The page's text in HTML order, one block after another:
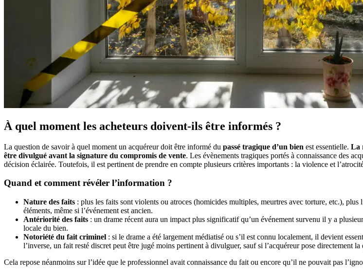
À quel moment les acheteurs doivent-ils être informés ?
La question de savoir à quel moment un acquéreur doit être informé du passé tragique d’un bien est essentielle. La
être divulgué avant la signature du compromis de vente. Les évènements tragiques portés à connaissance des
décision éclairée. Toutefois, il est pertinent de prendre en compte plusieurs critères importants : la violence et
Quand et comment révéler l’information ?
Nature des faits : plus les faits sont violents ou atroces (homicides multiples, meurtres avec torture, etc.),
éléments, même si l’événement est ancien.
Antériorité des faits : un drame récent aura un impact plus significatif qu’un événement survenu il y a
locale du bien.
Notoriété du fait criminel : si le drame a été largement médiatisé ou s’il est connu localement, il devient
l’inverse, un fait resté discret peut être jugé moins pertinent à divulguer, sauf si l’acquéreur pose directement
Cela repose néanmoins sur l’idée que le professionnel avait connaissance du fait ou encore qu’il ne pouvait pas